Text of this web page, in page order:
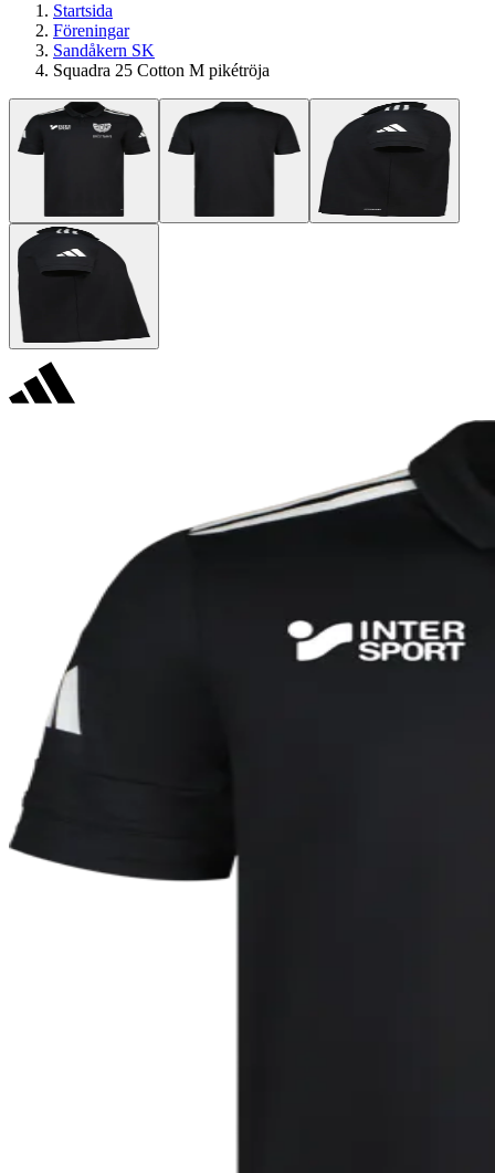
Startsida
Föreningar
Sandåkern SK
Squadra 25 Cotton M pikétröja